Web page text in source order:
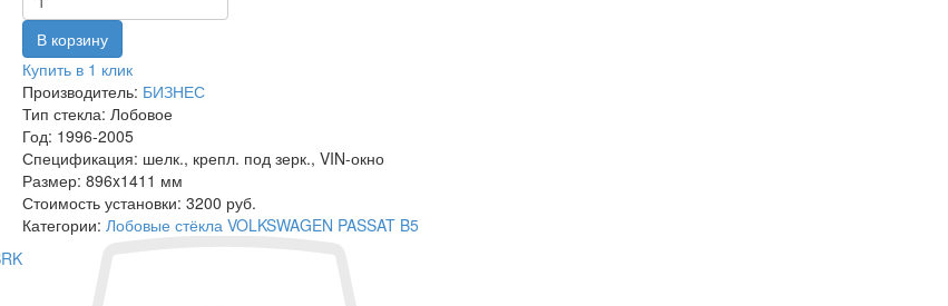
Купить в 1 клик
Производитель: БИЗНЕС
Тип стекла: Лобовое
Год: 1996-2005
Спецификация: шелк., крепл. под зерк., VIN-окно
Размер: 896x1411 мм
Стоимость установки: 3200 руб.
Категории: Лобовые стёкла VOLKSWAGEN PASSAT B5